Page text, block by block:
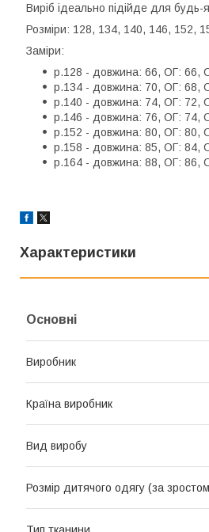
Виріб ідеально підійде для будь-
Розміри: 128, 134, 140, 146, 152,
Заміри:
р.128 - довжина: 66, ОГ: 66,
р.134 - довжина: 70, ОГ: 68,
р.140 - довжина: 74, ОГ: 72,
р.146 - довжина: 76, ОГ: 74,
р.152 - довжина: 80, ОГ: 80,
р.158 - довжина: 85, ОГ: 84,
р.164 - довжина: 88, ОГ: 86,
Характеристики
Основні
Виробник
Країна виробник
Вид виробу
Розмір дитячого одягу (за
Тип тканини